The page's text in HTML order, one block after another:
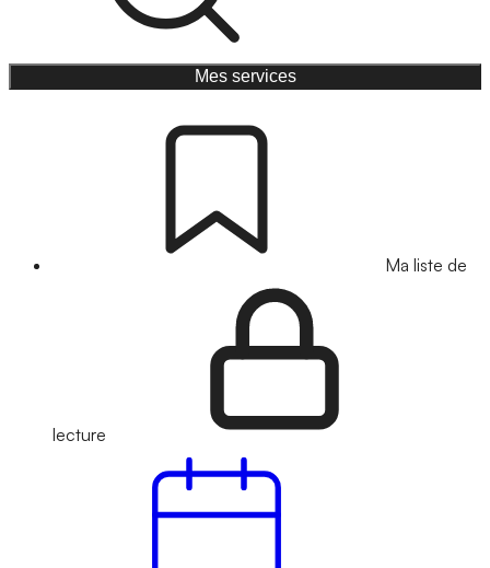
Mes services
Ma liste de
lecture